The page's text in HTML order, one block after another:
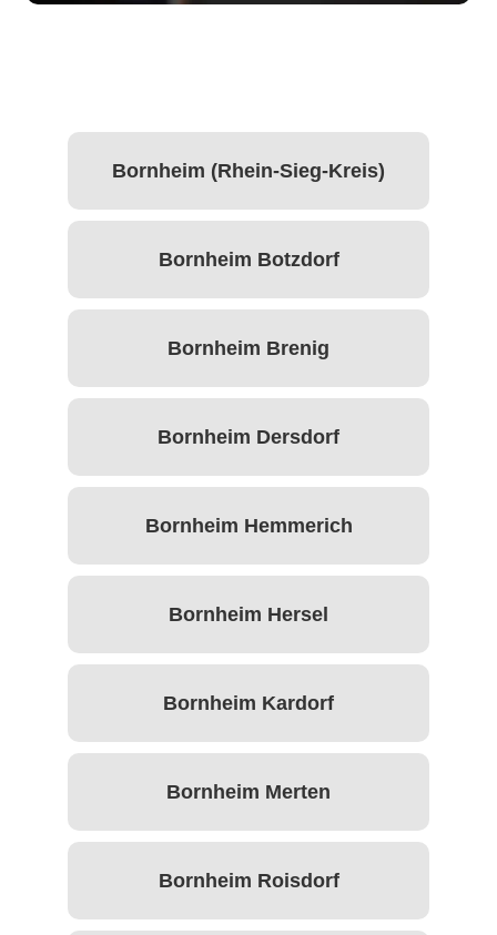
Bornheim (Rhein-Sieg-Kreis)
Bornheim Botzdorf
Bornheim Brenig
Bornheim Dersdorf
Bornheim Hemmerich
Bornheim Hersel
Bornheim Kardorf
Bornheim Merten
Bornheim Roisdorf